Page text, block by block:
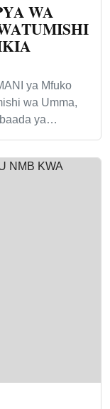
WA
ya Mfuko
wa Umma,
ya…